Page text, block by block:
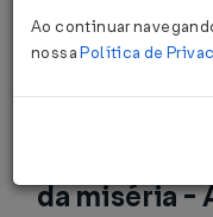
alíquota...
ICMS-MG:
da miséria -
Ao continuar
nossaPolítica de